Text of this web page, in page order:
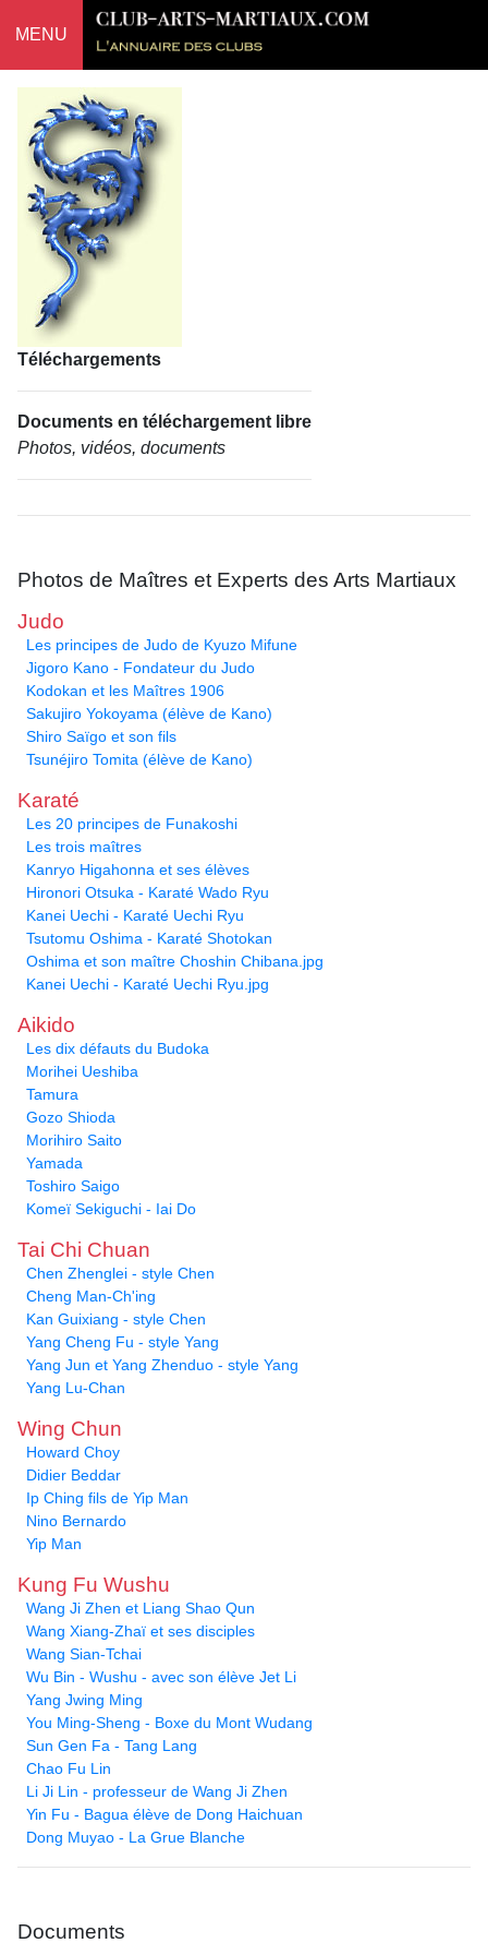
MENU
Téléchargements
Documents en téléchargement libre
Photos, vidéos, documents
Photos de Maîtres et Experts des Arts Martiaux
Judo
Les principes de Judo de Kyuzo Mifune
Jigoro Kano - Fondateur du Judo
Kodokan et les Maîtres 1906
Sakujiro Yokoyama (élève de Kano)
Shiro Saïgo et son fils
Tsunéjiro Tomita (élève de Kano)
Karaté
Les 20 principes de Funakoshi
Les trois maîtres
Kanryo Higahonna et ses élèves
Hironori Otsuka - Karaté Wado Ryu
Kanei Uechi - Karaté Uechi Ryu
Tsutomu Oshima - Karaté Shotokan
Oshima et son maître Choshin Chibana.jpg
Kanei Uechi - Karaté Uechi Ryu.jpg
Aikido
Les dix défauts du Budoka
Morihei Ueshiba
Tamura
Gozo Shioda
Morihiro Saito
Yamada
Toshiro Saigo
Komeï Sekiguchi - Iai Do
Tai Chi Chuan
Chen Zhenglei - style Chen
Cheng Man-Ch'ing
Kan Guixiang - style Chen
Yang Cheng Fu - style Yang
Yang Jun et Yang Zhenduo - style Yang
Yang Lu-Chan
Wing Chun
Howard Choy
Didier Beddar
Ip Ching fils de Yip Man
Nino Bernardo
Yip Man
Kung Fu Wushu
Wang Ji Zhen et Liang Shao Qun
Wang Xiang-Zhaï et ses disciples
Wang Sian-Tchai
Wu Bin - Wushu - avec son élève Jet Li
Yang Jwing Ming
You Ming-Sheng - Boxe du Mont Wudang
Sun Gen Fa - Tang Lang
Chao Fu Lin
Li Ji Lin - professeur de Wang Ji Zhen
Yin Fu - Bagua élève de Dong Haichuan
Dong Muyao - La Grue Blanche
Documents